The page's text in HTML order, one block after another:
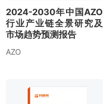
2024-2030年中国AZO
行业产业链全景研究及
市场趋势预测报告
AZO